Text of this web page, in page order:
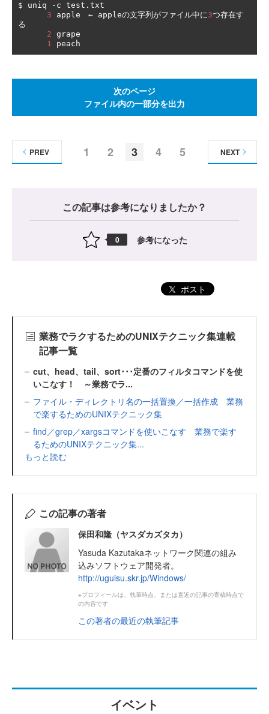
$ uniq - c test . txt
3 apple ← appleの文字列がファイル中に3つ存在す
る
2 grape
1 peach
次のページ
ファイル内の一部分を出力
1 2 3 4 5
PREV NEXT
この記事は参考になりましたか？
0 参考になった
ポスト
業務でラクするためのUNIXテクニック集連載
記事一覧
cut、head、tail、sort･･･定番のフィルタコマンドを使
いこなす！ ～業務でラ...
ファイル・ディレクトリ名の一括置換／一括作成 業務
で楽するためのUNIXテクニック集
find／grep／xargsコマンドを使いこなす 業務で楽す
るためのUNIXテクニック集...
もっと読む
この記事の著者
保田和隆（ヤスダカズタカ）
Yasuda Kazutakaネットワーク関連の組み
込みソフトウェア開発者。
http://uguisu.skr.jp/Windows/
※プロフィールは、執筆時点、または直近の記事の寄稿時点で
の内容です
この著者の最近の執筆記事
イベント